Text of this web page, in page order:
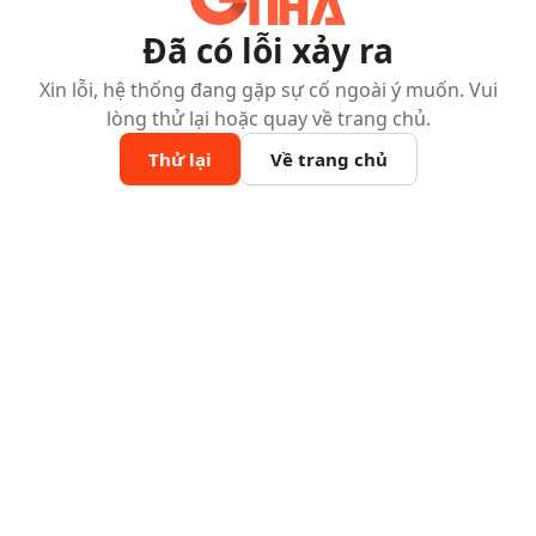
Đã có lỗi xảy ra
Xin lỗi, hệ thống đang gặp sự cố ngoài ý muốn. Vui
lòng thử lại hoặc quay về trang chủ.
Thử lại Về trang chủ